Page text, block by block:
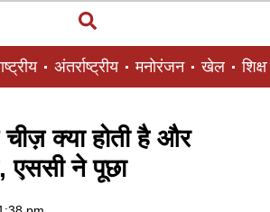
अंतर्राष्ट्रीय मनोरंजन खेल शिक्षा
चीज़ क्या होती है और
एससी ने पूछा